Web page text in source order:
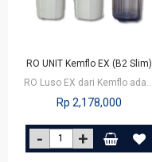
RO UNIT Kemflo EX (B2 Slim)
Rp 2,178,000